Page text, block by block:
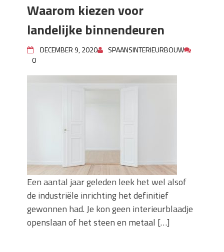
Waarom kiezen voor
landelijke binnendeuren
DECEMBER 9, 2020
SPAANSINTERIEURBOUW
0
Een aantal jaar geleden leek het wel alsof
de industriële inrichting het definitief
gewonnen had. Je kon geen interieurblaadje
openslaan of het steen en metaal […]